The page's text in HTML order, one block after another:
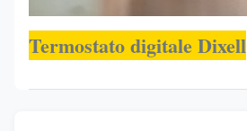
Termostato digitale Dixell